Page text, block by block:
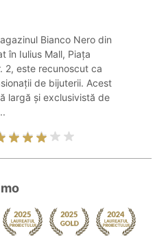
Bianco Nero din
în Iulius Mall, Piața
2, este recunoscut ca
de bijuterii. Acest
largă și exclusivistă de